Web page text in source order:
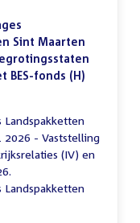
Sint Maarten
BES-fonds (H)
Landspakketten
2026 - Vaststelling
(IV) en
Landspakketten